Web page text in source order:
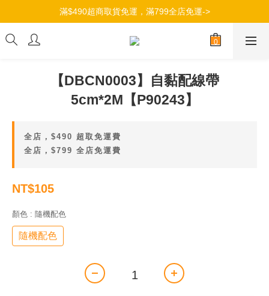
加入會員，立即獲得100元購物金->
滿$490超商取貨免運，滿799全店免運->
【DBCN0003】自黏配線帶
5cm*2M【P90243】
全店，$490 超取免運費
全店，$799 全店免運費
NT$105
顏色 : 隨機配色
隨機配色